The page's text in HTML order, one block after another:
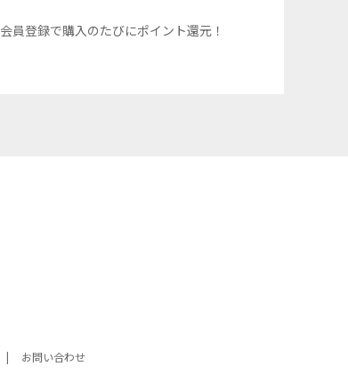
会員登録で購入のたびにポイント還元！
お問い合わせ